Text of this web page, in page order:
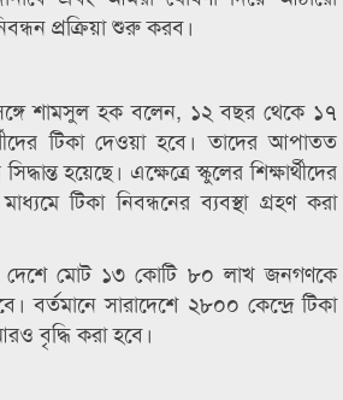
প্রক্রিয়া শুরু করব।
শামসুল হক বলেন, ১২ বছর থেকে ১৭
টিকা দেওয়া হবে। তাদের আপাতত
হয়েছে। এক্ষেত্রে স্কুলের শিক্ষার্থীদের
টিকা নিবন্ধনের ব্যবস্থা গ্রহণ করা
দেশে মোট ১৩ কোটি ৮০ লাখ জনগণকে
বর্তমানে সারাদেশে ২৮০০ কেন্দ্রে টিকা
বৃদ্ধি করা হবে।